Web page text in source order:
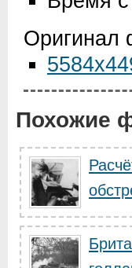
Оригинал
Похожие